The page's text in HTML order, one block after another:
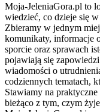
Moja-JeleniaGora.pl to
wiedzieć, co dzieje się
Zbieramy w jednym
komunikaty, informacje
sporcie oraz sprawach
pojawiają się
wiadomości o
codziennych tematach,
Stawiamy na
bieżąco z tym, czym